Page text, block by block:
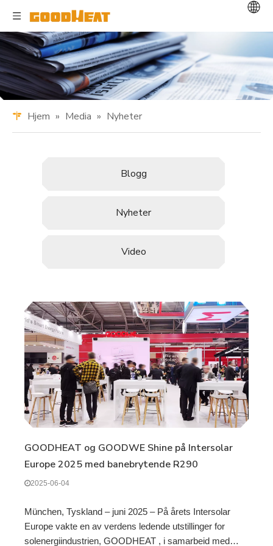
Hjem » Media » Nyheter
Blogg
Nyheter
Video
GOODHEAT og GOODWE Shine på Intersolar
Europe 2025 med banebrytende R290
varmepumper og PV Direct Drive-teknologi
2025-06-04
München, Tyskland – juni 2025 – På årets Intersolar
Europe vakte en av verdens ledende utstillinger for
solenergiindustrien, GOODHEAT , i samarbeid med